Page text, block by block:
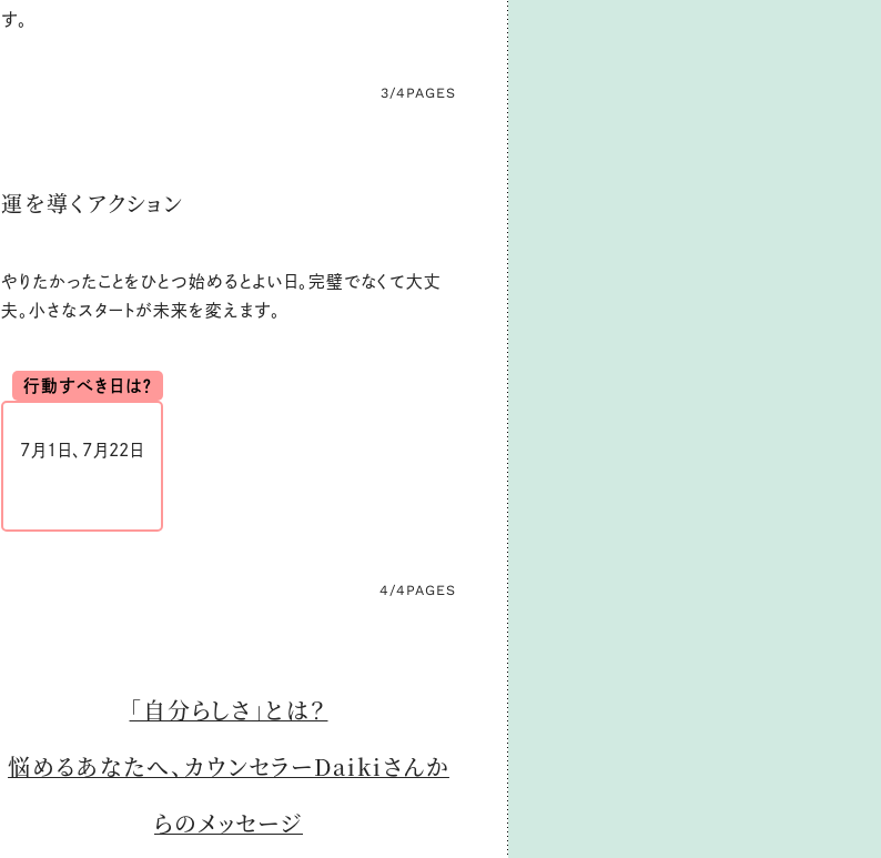
す。
3/4 PAGES
運を導くアクション
やりたかったことをひとつ始めるとよい日。完璧でなくて大丈
夫。小さなスタートが未来を変えます。
行動すべき日は？
7 月1日、7月22日
4/4 PAGES
「自分らしさ」とは？
悩めるあなたへ、カウンセラーDaikiさんか
らのメッセージ